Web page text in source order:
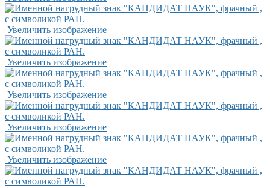
Увеличить изображение
Увеличить изображение
Увеличить изображение
Увеличить изображение
Увеличить изображение